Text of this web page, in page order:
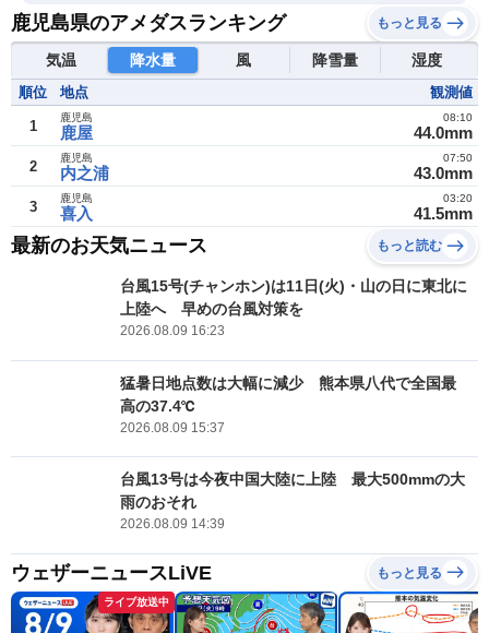
鹿児島県のアメダスランキング もっと見る
気温 降水量 風 降雪量 湿度
順位 地点 観測値
1 鹿屋
鹿児島
44.0mm
08:10
2 内之浦
鹿児島
43.0mm
07:50
3 喜入
鹿児島
41.5mm
03:20
最新のお天気ニュース もっと読む
台風15号(チャンホン)は11日(火)・山の日に東北に
上陸へ 早めの台風対策を
2026.08.09 16:23
猛暑日地点数は大幅に減少 熊本県八代で全国最
高の37.4℃
2026.08.09 15:37
台風13号は今夜中国大陸に上陸 最大500mmの大
雨のおそれ
2026.08.09 14:39
ウェザーニュースLiVE もっと見る
ライブ放送中